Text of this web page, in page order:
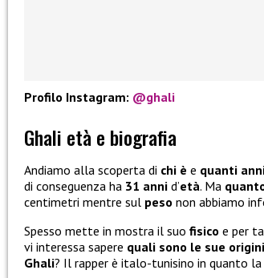
Profilo Instagram: @ghali
Ghali età e biografia
Andiamo alla scoperta di chi è e quanti
di conseguenza ha 31 anni d’età. Ma
centimetri mentre sul peso non abbiamo
Spesso mette in mostra il suo fisico e per
vi interessa sapere quali sono le sue origini
Ghali? Il rapper è italo-tunisino in quanto la